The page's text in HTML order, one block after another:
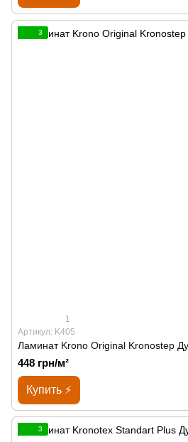
3
1
Артикул: K405
Ламинат Krono Original Kronostep
448 грн/м²
Купить ⚡
3